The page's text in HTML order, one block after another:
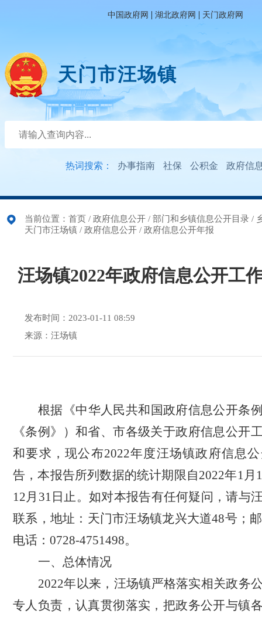
中国政府网 | 湖北政府网 | 天门政府网
天门市汪场镇
热词搜索： 办事指南 社保 公积金 政府信
当前位置： 首页 / 政府信息公开 / 部门和乡镇信息公开目录 /
天门市汪场镇 / 政府信息公开 / 政府信息公开年报
汪场镇2022年政府信息公开工
发布时间：2023-01-11 08:59
来源：汪场镇
根据《中华人民共和国政府信息公开条
《条例》）和省、市各级关于政府信息公开
和要求，现公布2022年度汪场镇政府信息
告，本报告所列数据的统计期限自2022年1月 1
12月 31 日止。如对本报告有任何疑问，请与
联系，地址：天门市汪场镇龙兴大道48号；
电话： 0728-4751498。
一、总体情况
2022年以来，汪场镇严格落实相关政务
专人负责，认真贯彻落实，把政务公开与镇